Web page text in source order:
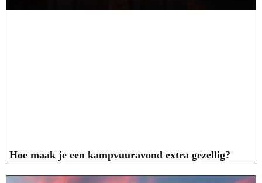
Hoe maak je een kampvuuravond extra gezellig?